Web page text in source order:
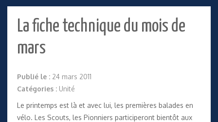
La fiche technique du mois de
mars
Publié le : 24 mars 2011
Catégories : Unité
Le printemps est là et avec lui, les premières balades en
vélo. Les Scouts, les Pionniers participeront bientôt aux